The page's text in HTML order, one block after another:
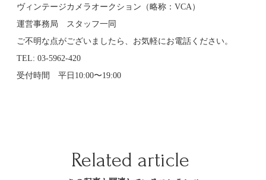
ヴィンテージカメラオークション（略称：VCA）
運営事務局 スタッフ一同
ご不明な点がございましたら、お気軽にお電話ください。
TEL:03-5962-420
受付時間 平日10:00〜19:00
Related article